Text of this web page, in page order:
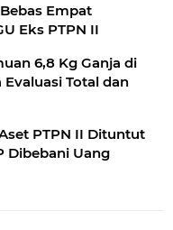
Empat
Eks PTPN II
6,8 Kg Ganja di
Total dan
PTPN II Dituntut
Dibebani Uang